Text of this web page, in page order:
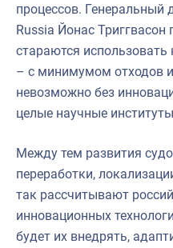
процессов.
Russia Йонас
стараются
– с минимумом отходов
невозможно без
целые научные
Между тем развития
переработки,
так рассчитывают
инновационных
будет их внедрять,